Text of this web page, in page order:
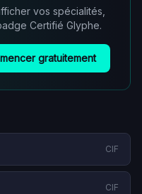
vos spécialités,
Certifié Glyphe.
gratuitement
CIF
CIF